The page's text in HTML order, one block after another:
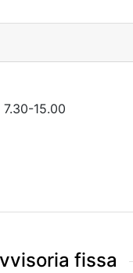
15.00
fissa